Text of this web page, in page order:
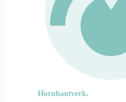
Hornhautverk.